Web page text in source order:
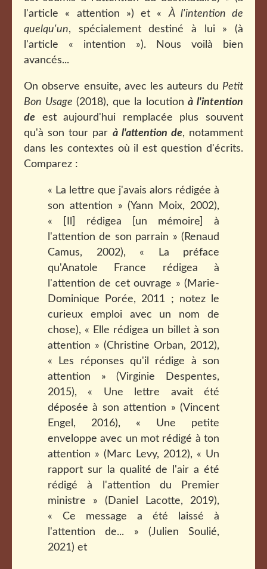
l'article « attention ») et «À l'intention de
quelqu'un, spécialement destiné à lui » (à
l'article « intention »). Nous voilà bien
avancés...
On observe ensuite, avec les auteurs du Petit
Bon Usage (2018), que la locutionà l'intention
de est aujourd'hui remplacée plus souvent
qu'à son tour par à l'attention de, notamment
dans les contextes où il est question d'écrits.
Comparez :
« La lettre que j'avais alors rédigée à
son attention » (Yann Moix, 2002),
« [Il] rédigea [un mémoire] à
l'attention de son parrain » (Renaud
Camus, 2002), « La préface
qu'Anatole France rédigea à
l'attention de cet ouvrage » (Marie-
Dominique Porée, 2011 ; notez le
curieux emploi avec un nom de
chose), « Elle rédigea un billet à son
attention » (Christine Orban, 2012),
« Les réponses qu'il rédige à son
attention » (Virginie Despentes,
2015), « Une lettre avait été
déposée à son attention » (Vincent
Engel, 2016), « Une petite
enveloppe avec un mot rédigé à ton
attention » (Marc Levy, 2012), « Un
rapport sur la qualité de l'air a été
rédigé à l'attention du Premier
ministre » (Daniel Lacotte, 2019),
« Ce message a été laissé à
l'attention de... » (Julien Soulié,
2021) et